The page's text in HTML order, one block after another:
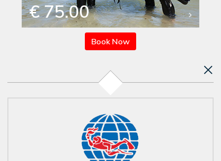
€ 75.00
Book Now